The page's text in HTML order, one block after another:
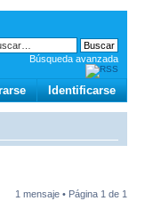
Búsqueda avanzada
Identificarse
1 mensaje • Página 1 de 1